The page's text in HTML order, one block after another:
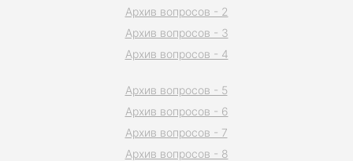
Архив вопросов - 2
Архив вопросов - 3
Архив вопросов - 4
Архив вопросов - 5
Архив вопросов - 6
Архив вопросов - 7
Архив вопросов - 8